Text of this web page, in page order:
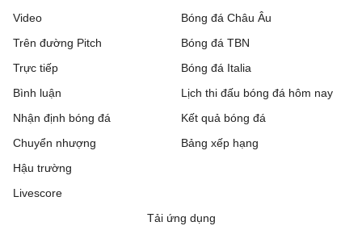
1 - 1 Dijon
0 - 1 FC Annecy
0 - 3
Video
Trên đường Pitch
Trực tiếp
Bóng đá Châu Âu
Bóng đá TBN
Bóng đá Italia
Bình luận
Nhận định bóng đá
Chuyển nhượng
Hậu trường
Livescore
Lịch thi đấu bóng đá hôm nay
Kết quả bóng đá
Bảng xếp hạng
Tải ứng dụng